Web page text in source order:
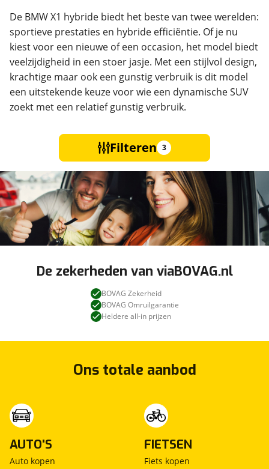
De BMW X1 hybride biedt het beste van twee werelden:
sportieve prestaties en hybride efficiëntie. Of je nu
kiest voor een nieuwe of een occasion, het model biedt
veelzijdigheid in een stoer jasje. Met een stijlvol design,
krachtige maar ook een gunstig verbruik is dit model
een uitstekende keuze voor wie een dynamische SUV
zoekt met een relatief gunstig verbruik.
Filteren 3
De zekerheden van viaBOVAG.nl
BOVAG Zekerheid
BOVAG Omruilgarantie
Heldere all-in prijzen
Ons totale aanbod
AUTO'S
Auto kopen
FIETSEN
Fiets kopen